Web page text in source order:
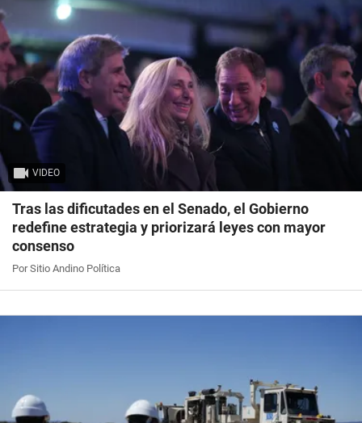
VIDEO
Tras las dificutades en el Senado, el Gobierno
redefine estrategia y priorizará leyes con mayor
consenso
Por Sitio Andino Política